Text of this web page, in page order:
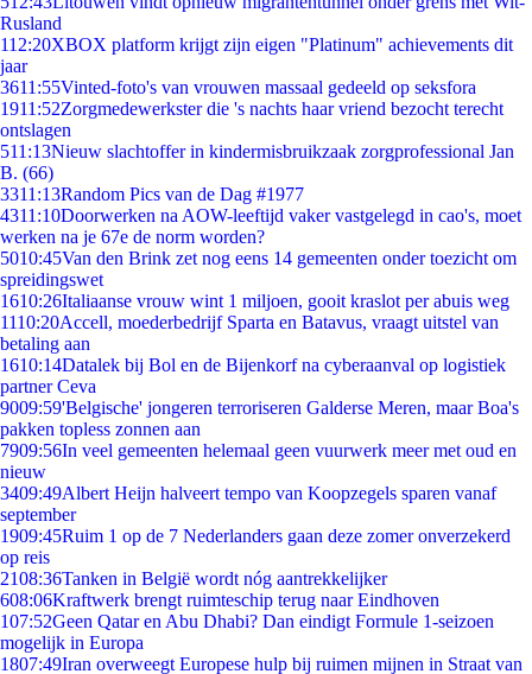
Rusland
112:20XBOX platform krijgt zijn eigen "Platinum" achievements dit
jaar
3611:55Vinted-foto's van vrouwen massaal gedeeld op seksfora
1911:52Zorgmedewerkster die 's nachts haar vriend bezocht terecht
ontslagen
511:13Nieuw slachtoffer in kindermisbruikzaak zorgprofessional Jan
B. (66)
3311:13Random Pics van de Dag #1977
4311:10Doorwerken na AOW-leeftijd vaker vastgelegd in cao's, moet
werken na je 67e de norm worden?
5010:45Van den Brink zet nog eens 14 gemeenten onder toezicht om
spreidingswet
1610:26Italiaanse vrouw wint 1 miljoen, gooit kraslot per abuis weg
1110:20Accell, moederbedrijf Sparta en Batavus, vraagt uitstel van
betaling aan
1610:14Datalek bij Bol en de Bijenkorf na cyberaanval op logistiek
partner Ceva
9009:59'Belgische' jongeren terroriseren Galderse Meren, maar Boa's
pakken topless zonnen aan
7909:56In veel gemeenten helemaal geen vuurwerk meer met oud en
nieuw
3409:49Albert Heijn halveert tempo van Koopzegels sparen vanaf
september
1909:45Ruim 1 op de 7 Nederlanders gaan deze zomer onverzekerd
op reis
2108:36Tanken in België wordt nóg aantrekkelijker
608:06Kraftwerk brengt ruimteschip terug naar Eindhoven
107:52Geen Qatar en Abu Dhabi? Dan eindigt Formule 1-seizoen
mogelijk in Europa
1807:49Iran overweegt Europese hulp bij ruimen mijnen in Straat van